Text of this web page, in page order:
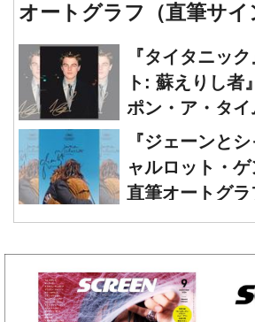
オートグラフ（直筆サイ
『タイタニッ
ト: 蘇えりし者
ポン・ア・タ
ウッド』レオ
リオ 直筆オー
『ジェーンと
ャルロット・
直筆オートグ